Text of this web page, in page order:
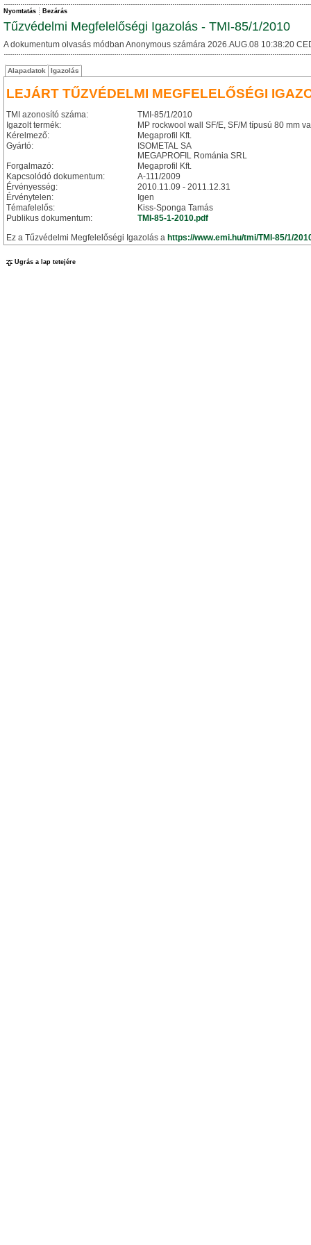
Nyomtatás Bezárás
Tűzvédelmi Megfelelőségi Igazolás - TMI-85/1/2010
A dokumentum olvasás módban Anonymous számára 2026.AUG.08 10:38:20
Alapadatok Igazolás
LEJÁRT TŰZVÉDELMI MEGFELELŐSÉGI
TMI azonosító száma:
TMI-85/1/2010
Igazolt termék:
MP rockwool wall SF/E, SF/M típusú 80 mm
Kérelmező:
Megaprofil Kft.
Gyártó:
ISOMETAL SA
MEGAPROFIL Románia SRL
Forgalmazó:
Megaprofil Kft.
Kapcsolódó dokumentum:
A-111/2009
Érvényesség:
2010.11.09 - 2011.12.31
Érvénytelen:
Igen
Témafelelős:
Kiss-Sponga Tamás
Publikus dokumentum:
TMI-85-1-2010.pdf
Ez a Tűzvédelmi Megfelelőségi Igazolás a https://www.emi.hu/tmi/TMI-85/1/
Ugrás a lap tetejére